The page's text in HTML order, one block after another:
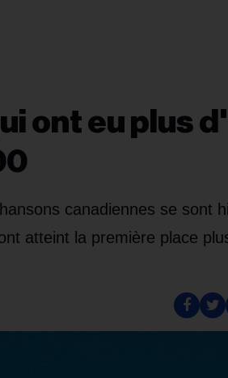
ont eu plus
canadiennes se sont
atteint la première place